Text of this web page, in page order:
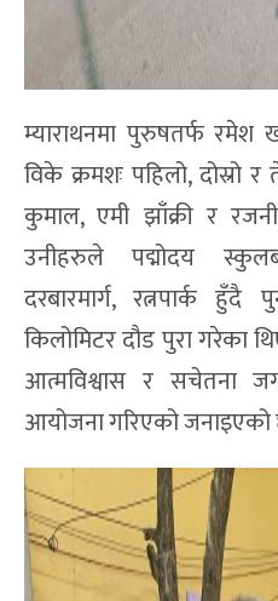
म्याराथनमा पुरुषतर्फ रमेश
विके क्रमशः पहिलो, दोस्रो र
कुमाल, एमी झाँक्री र
उनीहरुले पद्मोदय
दरबारमार्ग, रत्नपार्क
किलोमिटर दौड पुरा गरेका
आत्मविश्वास र सचेतना
आयोजना गरिएको जनाइएको